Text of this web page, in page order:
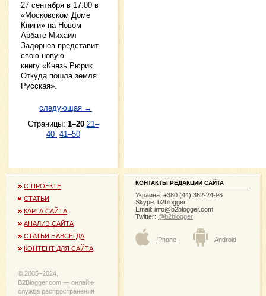
27 сентября в 17.00 в
«Московском Доме
Книги» на Новом
Арбате Михаил
Задорнов представит
свою новую
книгу «Князь Рюрик.
Откуда пошла земля
Русская».
следующая →
Страницы: 1–20 21–
40 41–50
О ПРОЕКТЕ
СТАТЬИ
КАРТА САЙТА
АНАЛИЗ САЙТА
СТАТЬИ НАВСЕГДА
КОНТЕНТ ДЛЯ САЙТА
© 2005−2024,
B2Blogger.com — онлайн-
служба распространения
КОНТАКТЫ РЕДАКЦИИ САЙТА
Украина: +380 (44) 362-24-96
Skype: b2blogger
Email: info@b2blogger.com
Twitter: @b2blogger
IPhone Android